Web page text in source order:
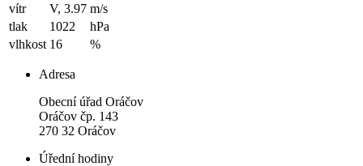
vítr
V, 3.97 m/s
tlak
1022
hPa
vlhkost 16 %
Adresa
Obecní úřad Oráčov
Oráčov čp. 143
270 32 Oráčov
Úřední hodiny